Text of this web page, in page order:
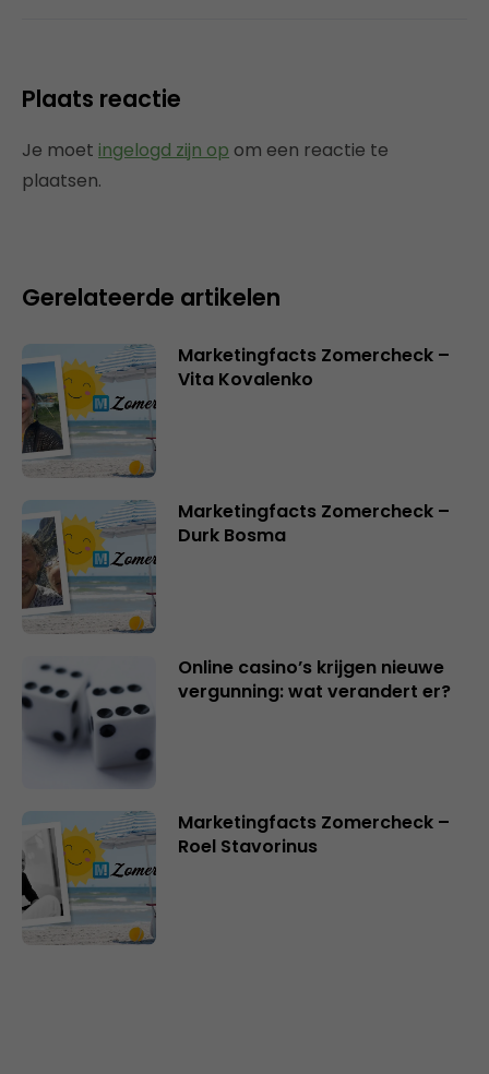
Plaats reactie
Je moet ingelogd zijn op om een reactie te
plaatsen.
Gerelateerde artikelen
Marketingfacts Zomercheck –
Vita Kovalenko
Marketingfacts Zomercheck –
Durk Bosma
Online casino’s krijgen nieuwe
vergunning: wat verandert er?
Marketingfacts Zomercheck –
Roel Stavorinus